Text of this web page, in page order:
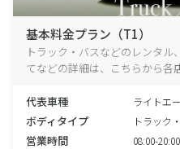
基本料金プラン（T1）
トラック・バスなどのレンタ
てなどの詳細は、こちらから各
代表車種 ライトエ
ボディタイプ トラック
営業時間 08:00-20:00